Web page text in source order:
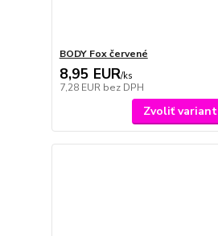
BODY Fox červené
8,95 EUR/ks
7,28 EUR bez DPH
Zvoliť variant